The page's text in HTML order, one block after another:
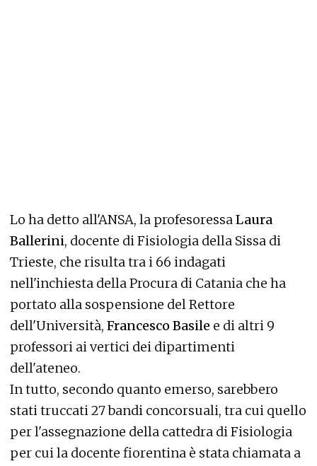
Lo ha detto all'ANSA, la profesoressaLaura
Ballerini, docente di Fisiologia della Sissa di
Trieste, che risulta tra i 66 indagati
nell'inchiesta della Procura di Catania che ha
portato alla sospensione del Rettore
dell'Università, Francesco Basile e di altri 9
professori ai vertici dei dipartimenti
dell'ateneo.
In tutto, secondo quanto emerso, sarebbero
stati truccati 27 bandi concorsuali, tra cui quello
per l'assegnazione della cattedra di Fisiologia
per cui la docente fiorentina è stata chiamata a